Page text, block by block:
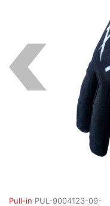
Pull-in PUL-9004123-09-